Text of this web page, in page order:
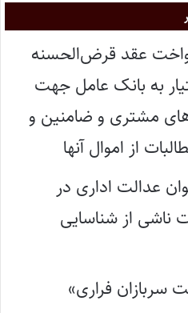
۹ فُرم یکنواخت عقد قرض‌الحسنه
به بانک عامل جهت
مشتری و ضامنین و
از اموال آنها
عدالت اداری در
ناشی از شناسایی
سربازان فراری»